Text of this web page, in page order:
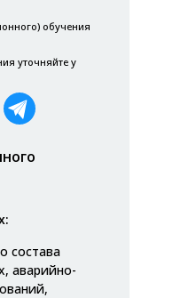
состава
аварийно-
обучения
уточняйте у